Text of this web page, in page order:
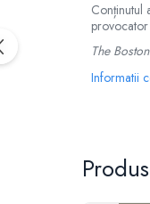
Conținutul
The
Informatii